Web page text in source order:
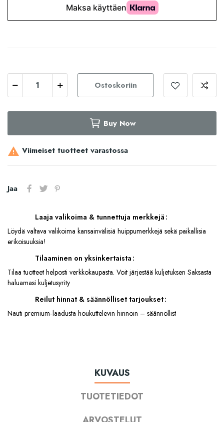
Ostoskoriin
Buy Now
 Viimeiset tuotteet varastossa
Jaa
Laaja valikoima & tunnettuja merkkejä
Löydä valtava valikoima kansainvälisiä huippumerkkejä sekä paikallisia
erikoisuuksia!
Tilaaminen on yksinkertaista
Tilaa tuotteet helposti verkkokaupasta. Voit järjestää kuljetuksen Saksasta
haluamasi kuljetusyrity
Reilut hinnat & säännölliset tarjoukset
Nauti premium‑laadusta houkuttelevin hinnoin – säännöllist
KUVAUS
TUOTETIEDOT